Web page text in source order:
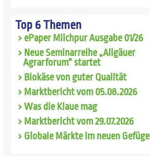
Top 6 Themen
ePaper Milchpur Ausgabe 01/26
Neue Seminarreihe „Allgäuer
Agrarforum“ startet
Biokäse von guter Qualität
Marktbericht vom 05.08.2026
Was die Klaue mag
Marktbericht vom 29.07.2026
Globale Märkte im neuen Gefüge